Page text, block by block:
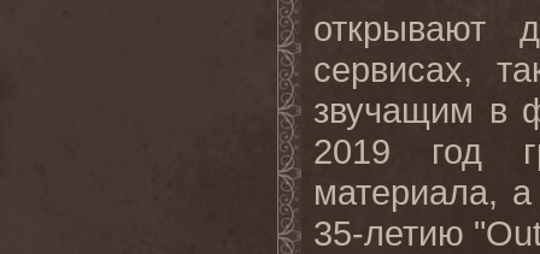
открывают
сервисах,
звучащим в
2019 год
материала,
35-летию